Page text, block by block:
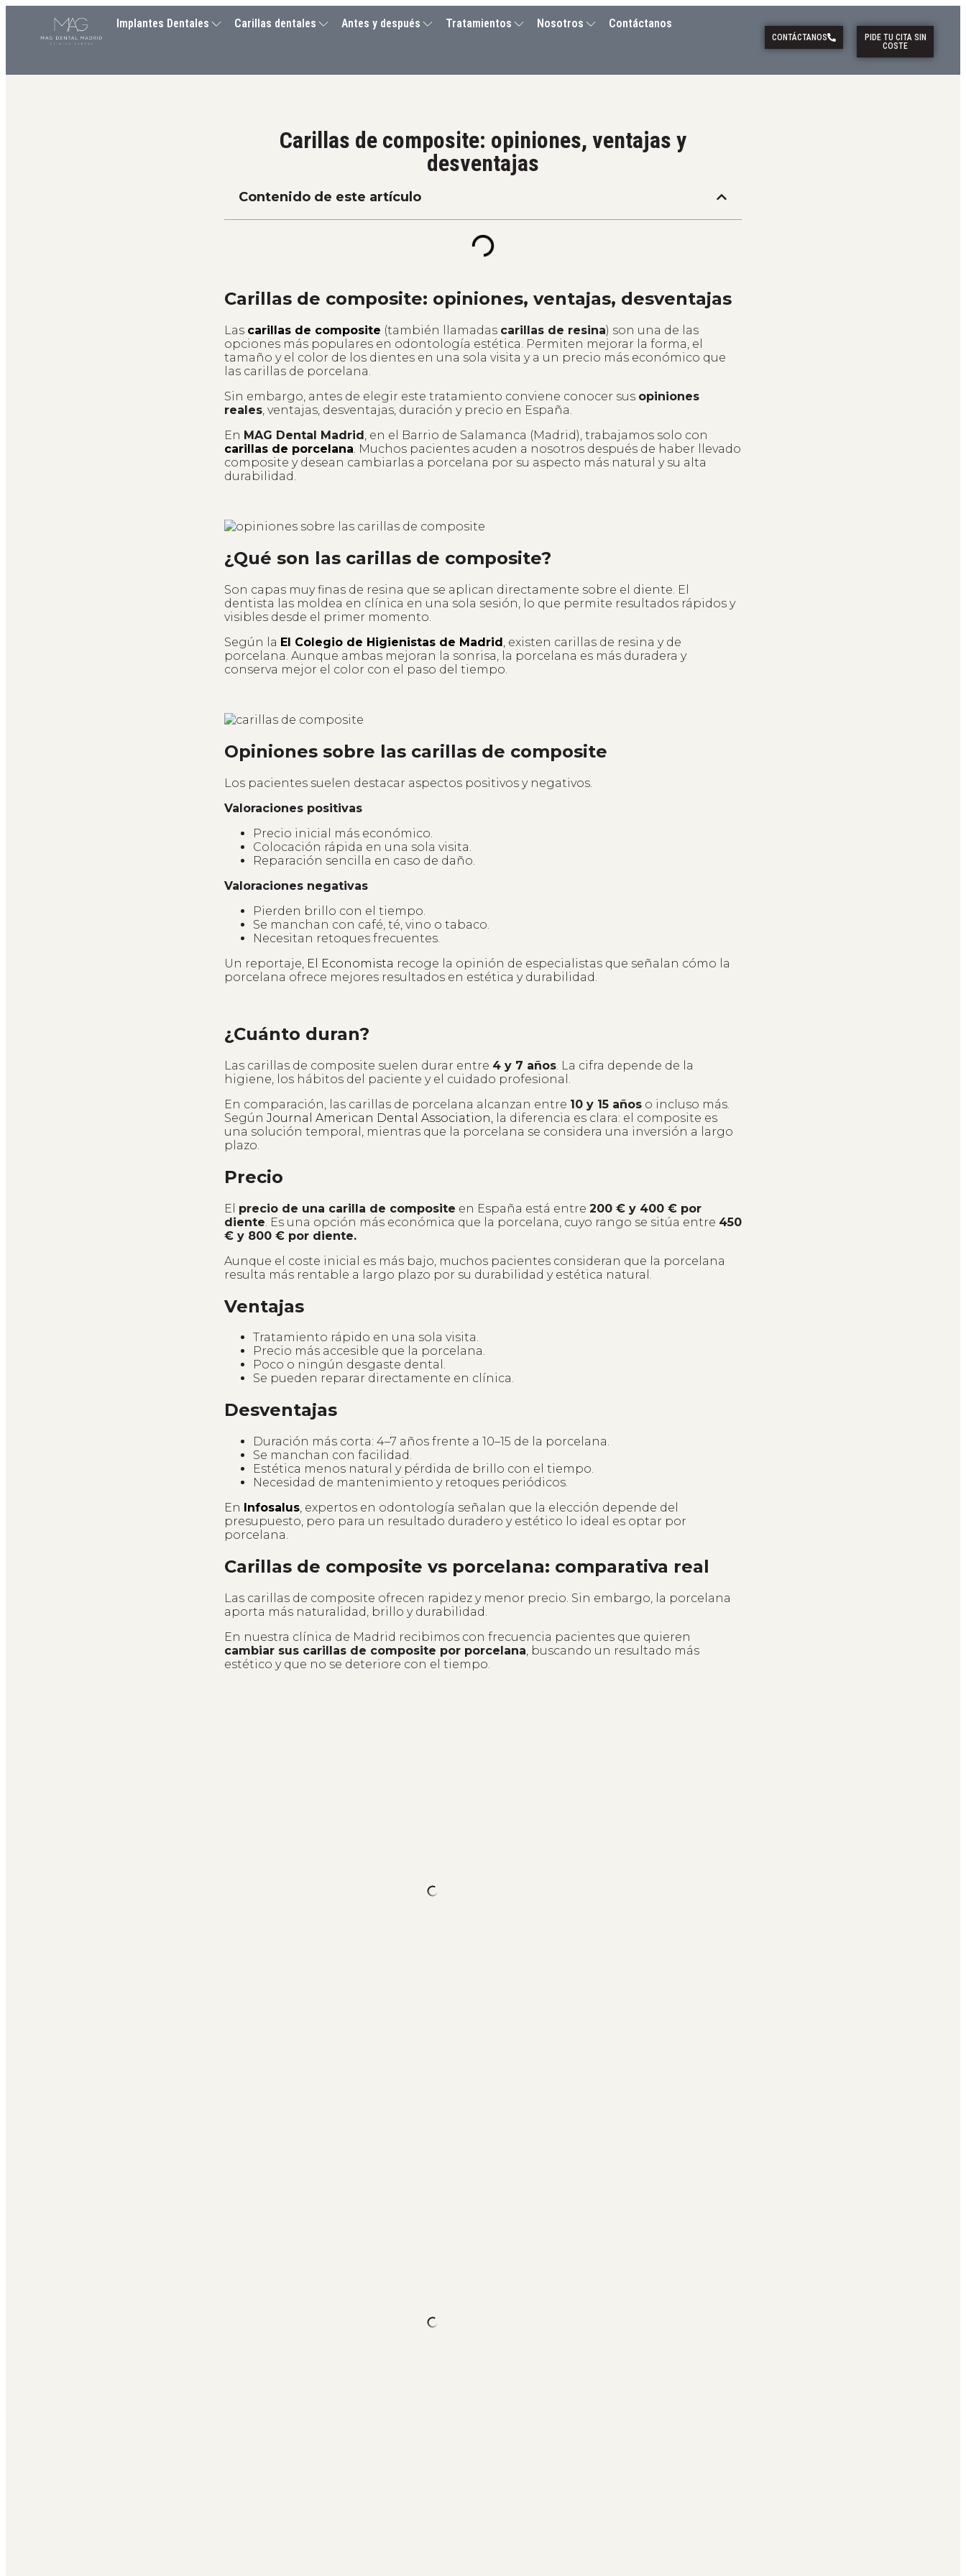
Implantes Dentales Carillas dentales Antes y después Tratamientos Nosotros Contáctanos
CONTÁCTANOS
PIDE TU CITA SIN
COSTE
Carillas de composite: opiniones, ventajas y
desventajas
Contenido de este artículo
Carillas de composite: opiniones, ventajas, desventajas
Las carillas de composite (también llamadas carillas de resina) son una de las
opciones más populares en odontología estética. Permiten mejorar la forma, el
tamaño y el color de los dientes en una sola visita y a un precio más económico que
las carillas de porcelana.
Sin embargo, antes de elegir este tratamiento conviene conocer sus opiniones
reales, ventajas, desventajas, duración y precio en España.
En MAG Dental Madrid , en el Barrio de Salamanca (Madrid), trabajamos solo con
carillas de porcelana. Muchos pacientes acuden a nosotros después de haber llevado
composite y desean cambiarlas a porcelana por su aspecto más natural y su alta
durabilidad.
¿Qué son las carillas de composite?
Son capas muy finas de resina que se aplican directamente sobre el diente. El
dentista las moldea en clínica en una sola sesión, lo que permite resultados rápidos y
visibles desde el primer momento.
Según la El Colegio de Higienistas de Madrid , existen carillas de resina y de
porcelana. Aunque ambas mejoran la sonrisa, la porcelana es más duradera y
conserva mejor el color con el paso del tiempo.
Opiniones sobre las carillas de composite
Los pacientes suelen destacar aspectos positivos y negativos.
Valoraciones positivas
Precio inicial más económico.
Colocación rápida en una sola visita.
Reparación sencilla en caso de daño.
Valoraciones negativas
Pierden brillo con el tiempo.
Se manchan con café, té, vino o tabaco.
Necesitan retoques frecuentes.
Un reportaje, El Economista recoge la opinión de especialistas que señalan cómo la
porcelana ofrece mejores resultados en estética y durabilidad.
¿Cuánto duran?
Las carillas de composite suelen durar entre 4 y 7 años . La cifra depende de la
higiene, los hábitos del paciente y el cuidado profesional.
En comparación, las carillas de porcelana alcanzan entre 10 y 15 años o incluso más.
Según Journal American Dental Association,
la diferencia es clara: el composite es
una solución temporal, mientras que la porcelana se considera una inversión a largo
plazo.
Precio
El precio de una carilla de composite en España está entre 200 € y 400 € por
diente . Es una opción más económica que la porcelana, cuyo rango se sitúa entre 450
€ y 800 € por diente.
Aunque el coste inicial es más bajo, muchos pacientes consideran que la porcelana
resulta más rentable a largo plazo por su durabilidad y estética natural.
Ventajas
Tratamiento rápido en una sola visita.
Precio más accesible que la porcelana.
Poco o ningún desgaste dental.
Se pueden reparar directamente en clínica.
Desventajas
Duración más corta: 4–7 años frente a 10–15 de la porcelana.
Se manchan con facilidad.
Estética menos natural y pérdida de brillo con el tiempo.
Necesidad de mantenimiento y retoques periódicos.
En
Infosalus, expertos en odontología señalan que la elección depende del
presupuesto, pero para un resultado duradero y estético lo ideal es optar por
porcelana.
Carillas de composite vs porcelana: comparativa real
Las carillas de composite ofrecen rapidez y menor precio. Sin embargo, la porcelana
aporta más naturalidad, brillo y durabilidad.
En nuestra clínica de Madrid recibimos con frecuencia pacientes que quieren
cambiar sus carillas de composite por porcelana, buscando un resultado más
estético y que no se deteriore con el tiempo.